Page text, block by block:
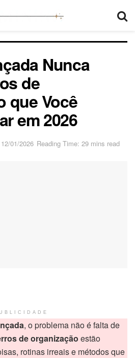
Nunca
de
que Você
em 2026
12/01/2026 Reading Time: 29 mins read
, o problema não é falta de
de organização estão
rotinas irreais e métodos que